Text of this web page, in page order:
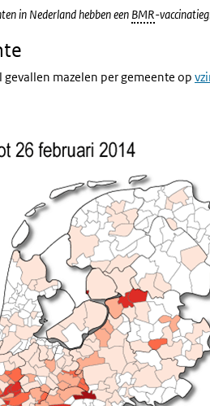
in Nederland hebben een BMR-
mazelen per gemeente op